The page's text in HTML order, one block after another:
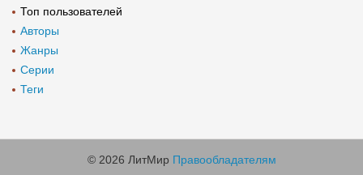
Топ пользователей
Авторы
Жанры
Серии
Теги
© 2026 ЛитМир Правообладателям